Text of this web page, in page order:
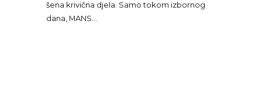
še­na kri­vič­na dje­la. Sa­mo to­kom iz­bor­nog
da­na, MANS…